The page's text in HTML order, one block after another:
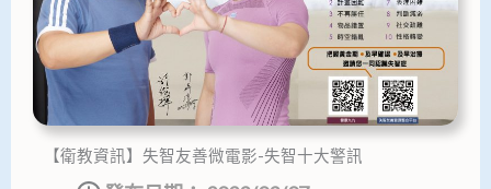
【衛教資訊】失智友善微電影-失智十大警訊